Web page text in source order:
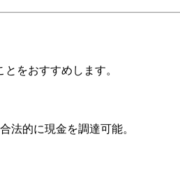
をおすすめします。
法的に現金を調達可能。